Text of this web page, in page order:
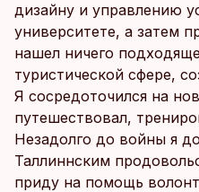
дизайну и управлению
университете, а затем
нашел ничего
туристической сфере,
Я сосредоточился на
путешествовал,
Незадолго до войны я
Таллиннским
приду на помощь